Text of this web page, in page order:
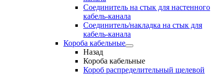
Соединитель на стык для настенного
кабель-канала
Соединитель/накладка на стык для
кабель-канала
Короба кабельные
Назад
Короба кабельные
Короб распределительный щелевой